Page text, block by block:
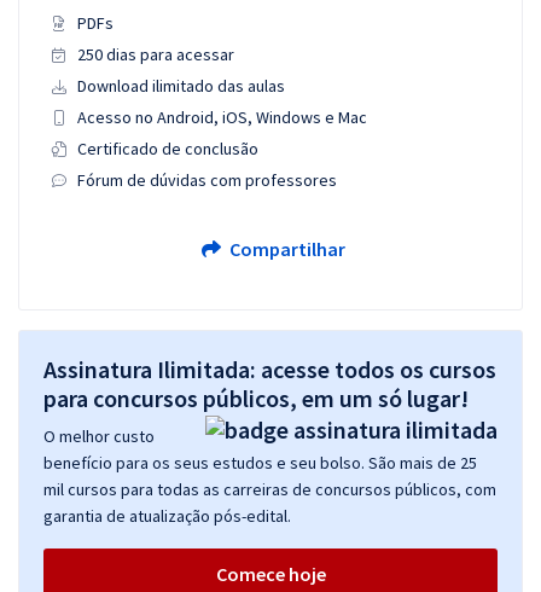
PDFs
250 dias para acessar
Download ilimitado das aulas
Acesso no Android, iOS, Windows e Mac
Certificado de conclusão
Fórum de dúvidas com professores
Compartilhar
Assinatura Ilimitada: acesse todos os cursos
para concursos públicos, em um só lugar!
O melhor custo
benefício para os seus estudos e seu bolso. São mais de 25
mil cursos para todas as carreiras de concursos públicos, com
garantia de atualização pós-edital.
Comece hoje